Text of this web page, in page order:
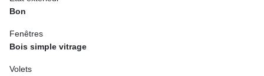
Bon
Fenêtres
Bois simple vitrage
Volets